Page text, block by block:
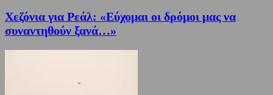
Χεζόνια για Ρεάλ: «Εύχομαι οι δρόμοι μας να
συναντηθούν ξανά…»